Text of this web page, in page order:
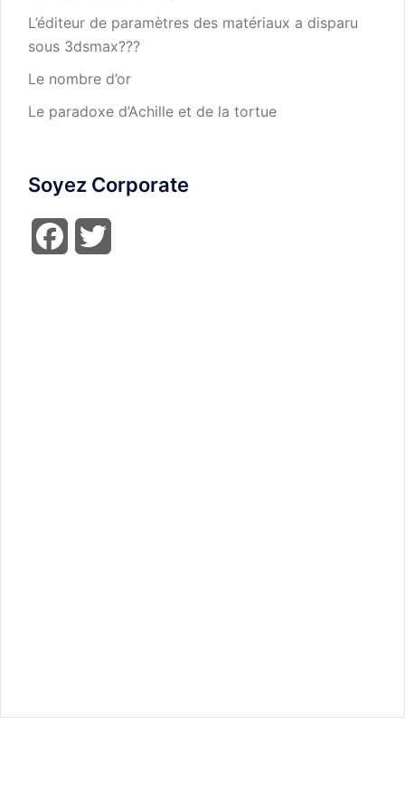
L’éditeur de paramètres des matériaux a disparu
sous 3dsmax???
Le nombre d’or
Le paradoxe d’Achille et de la tortue
Soyez Corporate
Facebook